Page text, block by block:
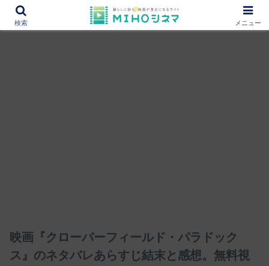
12000作品を紹介！あなたの映画図書館『MIHOシネマ』
映画『クローバーフィールド・パラドック
ス』のネタバレあらすじ結末と感想。無料視
検索 メニュー